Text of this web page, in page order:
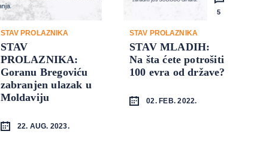
STAV PROLAZNIKA
STAV
PROLAZNIKA:
Goranu Bregoviću
zabranjen ulazak u
Moldaviju
22. AUG. 2023.
5
STAV PROLAZNIKA
STAV MLADIH:
Na šta ćete potrošiti
100 evra od države?
02. FEB. 2022.